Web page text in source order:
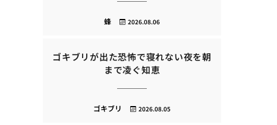
2026.08.06
蜂
ゴキブリが出た恐怖で寝れない夜を朝
まで凌ぐ知恵
2026.08.05
ゴキブリ